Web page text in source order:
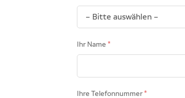
Ihr Name
Ihre Telefonnummer